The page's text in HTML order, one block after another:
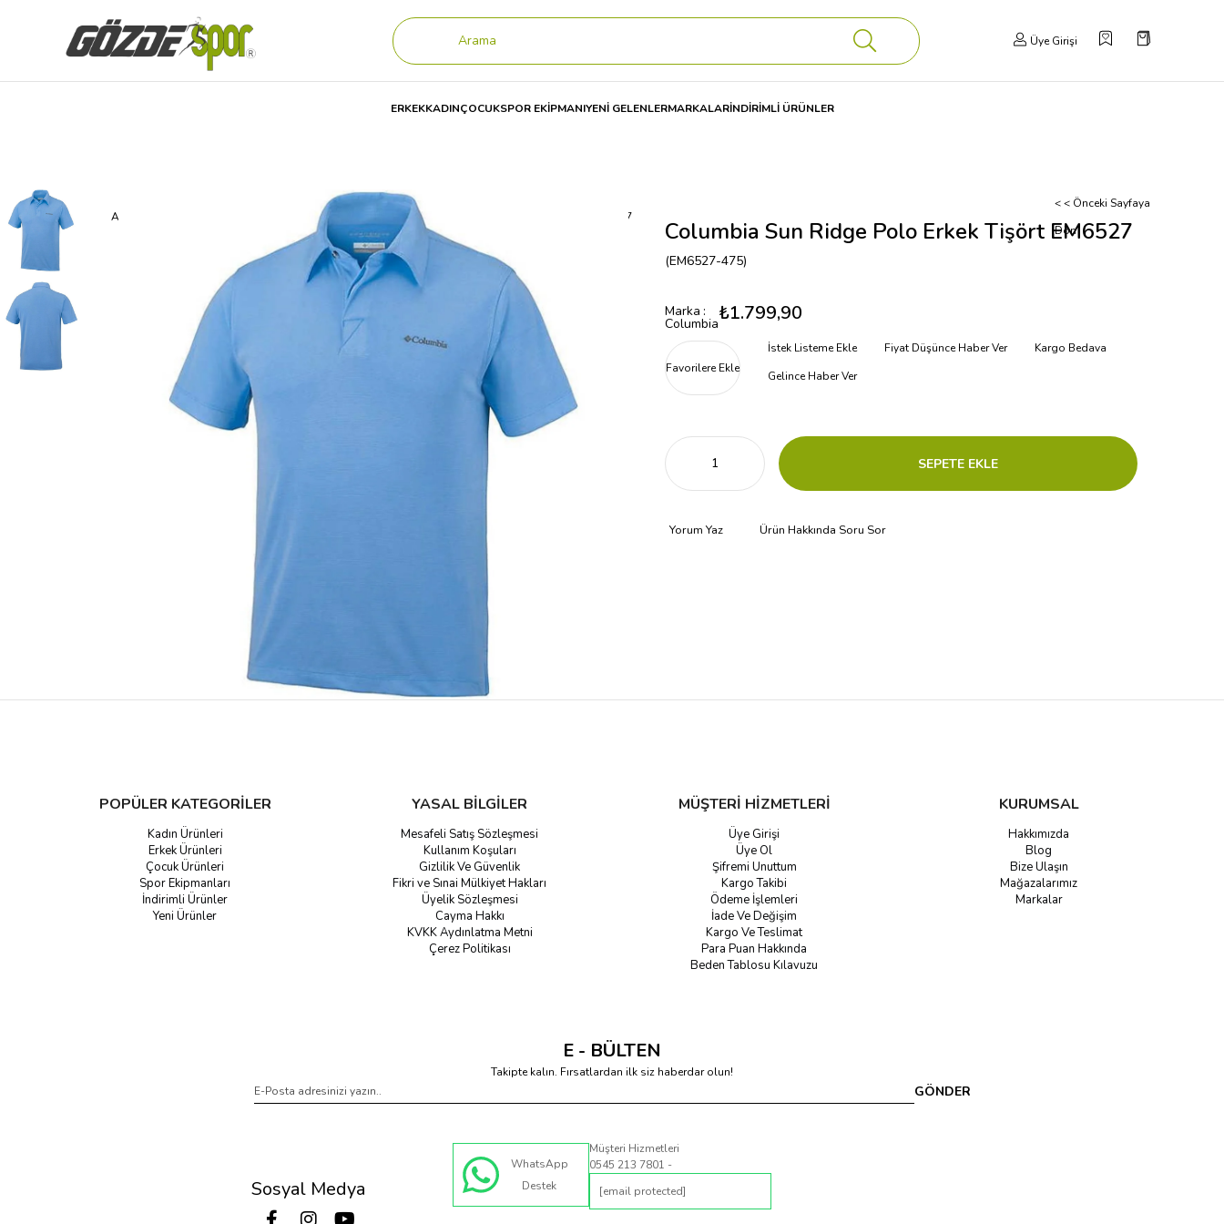
Üye Girişi
ERKEKKADINÇOCUKSPOR EKİPMANIYENİ GELENLERMARKALARİNDİRİMLİ ÜRÜNLER
Anasayfa Outdoor Ürünleri Columbia Sun Ridge Polo Erkek Tişört EM6527
< < Önceki Sayfaya
Dön
Columbia Sun Ridge Polo Erkek Tişört EM6527
(EM6527-475)
Marka :
Columbia₺1.799,90
Favorilere Ekle
İstek Listeme Ekle Fiyat Düşünce Haber Ver
Kargo Bedava
Gelince Haber Ver
Yorum Yaz Ürün Hakkında Soru Sor
POPÜLER KATEGORİLER
Kadın Ürünleri
Erkek Ürünleri
Çocuk Ürünleri
Spor Ekipmanları
İndirimli Ürünler
Yeni Ürünler
YASAL BİLGİLER
Mesafeli Satış Sözleşmesi
Kullanım Koşuları
Gizlilik Ve Güvenlik
Fikri ve Sınai Mülkiyet Hakları
Üyelik Sözleşmesi
Cayma Hakkı
KVKK Aydınlatma Metni
Çerez Politikası
MÜŞTERİ HİZMETLERİ
Üye Girişi
Üye Ol
Şifremi Unuttum
Kargo Takibi
Ödeme İşlemleri
İade Ve Değişim
Kargo Ve Teslimat
Para Puan Hakkında
Beden Tablosu Kılavuzu
KURUMSAL
Hakkımızda
Blog
Bize Ulaşın
Mağazalarımız
Markalar
E - BÜLTEN
Takipte kalın. Fırsatlardan ilk siz haberdar olun!
GÖNDER
Sosyal Medya
WhatsApp
Destek
Müşteri Hizmetleri
0545 213 7801 -
[email protected]